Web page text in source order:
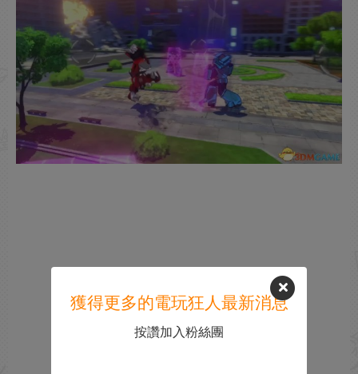
獲得更多的電玩狂人最新消息
按讚加入粉絲團